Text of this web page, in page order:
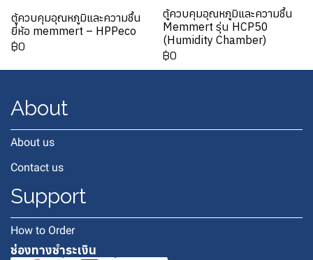
ตู้ควบคุมอุณหภูมิและความชื้น
ยี่ห้อ memmert – HPPeco
฿0
ตู้ควบคุมอุณหภูมิและความชื้น
Memmert รุ่น HCP50
(Humidity Chamber)
฿0
About
About us
Contact us
Support
How to Order
ช่องทางชำระเงิน